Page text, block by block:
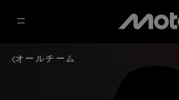
オールチーム